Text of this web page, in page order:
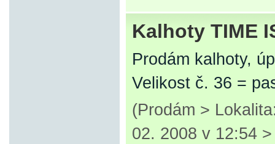
Kalhoty TIME
Prodám kalhoty,
Velikost č. 36 =
(Prodám >
02. 2008 v 12:54